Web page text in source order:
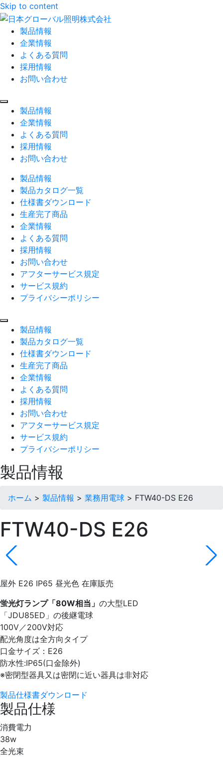
Skip to content
製品情報
企業情報
よくある質問
採用情報
お問い合わせ
製品情報
企業情報
よくある質問
採用情報
お問い合わせ
製品情報
製品カタログ一覧
仕様書ダウンロード
生産完了商品
企業情報
よくある質問
採用情報
お問い合わせ
アフターサービス規定
サービス規約
プライバシーポリシー
製品情報
製品カタログ一覧
仕様書ダウンロード
生産完了商品
企業情報
よくある質問
採用情報
お問い合わせ
アフターサービス規定
サービス規約
プライバシーポリシー
製品情報
ホーム > 製品情報 > 業務用電球 > FTW40-DS E26
FTW40-DS E26
屋外 E26 IP65 昼光色 在庫販売
蛍光灯ランプ「80W相当」 の大型LED
「JDU85ED」の後継電球
100V／200V対応
配光角度は全方向タイプ
口金サイズ：E26
防水性:IP65(口金除外)
※密閉型器具又は密閉に近い器具は非対応
製品仕様書ダウンロード
製品仕様
消費電力
38w
全光束